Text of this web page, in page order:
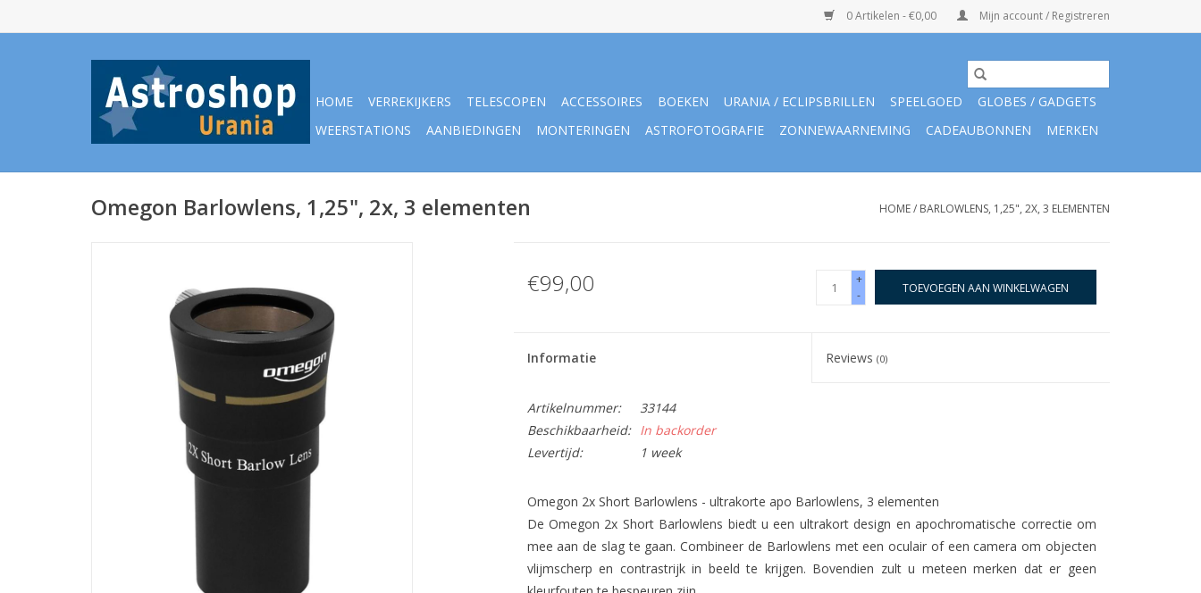
0 Artikelen - €0,00 Mijn account / Registreren
HOME VERREKIJKERS TELESCOPEN ACCESSOIRES BOEKEN URANIA / ECLIPSBRILLEN SPEELGOED
GLOBES / GADGETS
WEERSTATIONS
AANBIEDINGEN MONTERINGEN ASTROFOTOGRAFIE ZONNEWAARNEMING CADEAUBONNEN MERKEN
Omegon Barlowlens, 1,25", 2x, 3 elementen HOME/ BARLOWLENS, 1,25", 2X, 3 ELEMENTEN
€99,00
+
-
TOEVOEGEN AAN WINKELWAGEN
Informatie Reviews(0)
Artikelnummer:
33144
Beschikbaarheid:
In backorder
Levertijd:
1 week
Omegon 2x Short Barlowlens - ultrakorte apo Barlowlens, 3 elementen
De Omegon 2x Short Barlowlens biedt u een ultrakort design en apochromatische correctie om
mee aan de slag te gaan. Combineer de Barlowlens met een oculair of een camera om objecten
vlijmscherp en contrastrijk in beeld te krijgen. Bovendien zult u meteen merken dat er geen